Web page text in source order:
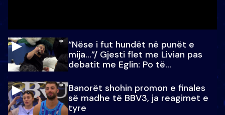
“Nëse i fut hundët në punët e
mija…”/ Gjesti flet me Livian pas
debatit me Eglin: Po të
Banorët shohin promon e finales
së madhe të BBV3, ja reagimet e
tyre